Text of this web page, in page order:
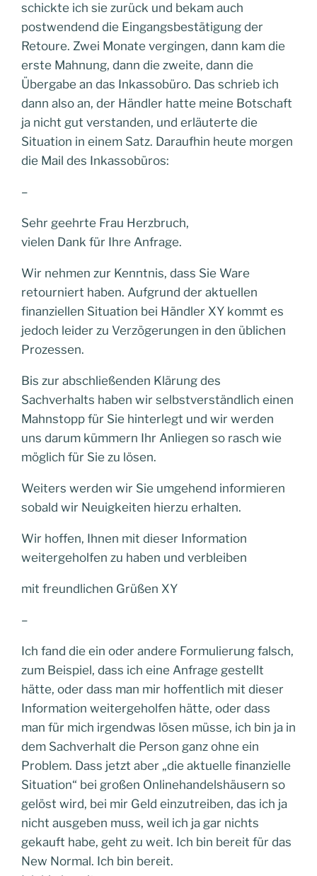
schickte ich sie zurück und bekam auch
postwendend die Eingangsbestätigung der
Retoure. Zwei Monate vergingen, dann kam die
erste Mahnung, dann die zweite, dann die
Übergabe an das Inkassobüro. Das schrieb ich
dann also an, der Händler hatte meine Botschaft
ja nicht gut verstanden, und erläuterte die
Situation in einem Satz. Daraufhin heute morgen
die Mail des Inkassobüros:
–
Sehr geehrte Frau Herzbruch,
vielen Dank für Ihre Anfrage.
Wir nehmen zur Kenntnis, dass Sie Ware
retourniert haben. Aufgrund der aktuellen
finanziellen Situation bei Händler XY kommt es
jedoch leider zu Verzögerungen in den üblichen
Prozessen.
Bis zur abschließenden Klärung des
Sachverhalts haben wir selbstverständlich einen
Mahnstopp für Sie hinterlegt und wir werden
uns darum kümmern Ihr Anliegen so rasch wie
möglich für Sie zu lösen.
Weiters werden wir Sie umgehend informieren
sobald wir Neuigkeiten hierzu erhalten.
Wir hoffen, Ihnen mit dieser Information
weitergeholfen zu haben und verbleiben
mit freundlichen Grüßen XY
–
Ich fand die ein oder andere Formulierung falsch,
zum Beispiel, dass ich eine Anfrage gestellt
hätte, oder dass man mir hoffentlich mit dieser
Information weitergeholfen hätte, oder dass
man für mich irgendwas lösen müsse, ich bin ja in
dem Sachverhalt die Person ganz ohne ein
Problem. Dass jetzt aber „die aktuelle finanzielle
Situation“ bei großen Onlinehandelshäusern so
gelöst wird, bei mir Geld einzutreiben, das ich ja
nicht ausgeben muss, weil ich ja gar nichts
gekauft habe, geht zu weit. Ich bin bereit für das
New Normal. Ich bin bereit.